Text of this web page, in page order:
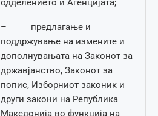
одделението и Агенцијата;
– предлагање и
поддржување на измените и
дополнувањата на Законот за
државјанство, Законот за
попис, Изборниот законик и
други закони на Република
Македонија во функција на